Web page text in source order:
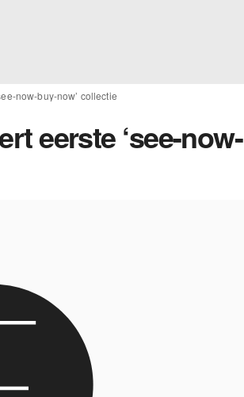
now-buy-now’ collectie
eerste ‘see-now-